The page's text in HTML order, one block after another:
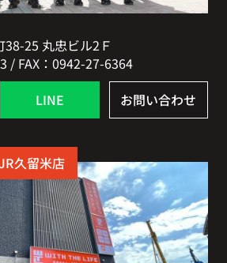
25 丸忠ビル2Ｆ
/ FAX：0942-27-6364
LINE お問い合わせ
久留米店